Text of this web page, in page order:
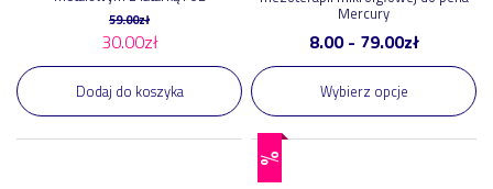
59.00zł
30.00zł
Dodaj do koszyka
Mercury
8.00- 79.00zł
Wybierz opcje
%